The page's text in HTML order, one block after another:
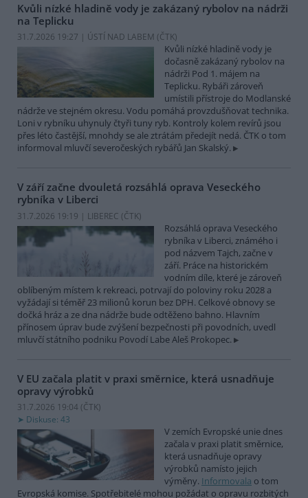
Kvůli nízké hladině vody je zakázaný rybolov na nádrži
na Teplicku
31.7.2026 19:27 | ÚSTÍ NAD LABEM (ČTK)
Kvůli nízké hladině vody je
dočasně zakázaný rybolov na
nádrži Pod 1. májem na
Teplicku. Rybáři zároveň
umístili přístroje do Modlanské
nádrže ve stejném okresu. Vodu pomáhá provzdušňovat technika.
Loni v rybníku uhynuly čtyři tuny ryb. Kontroly kolem revírů jsou
přes léto častější, mnohdy se ale ztrátám předejít nedá. ČTK o tom
informoval mluvčí severočeských rybářů Jan Skalský.
V září začne dvouletá rozsáhlá oprava Veseckého
rybníka v Liberci
31.7.2026 19:19 | LIBEREC (ČTK)
Rozsáhlá oprava Veseckého
rybníka v Liberci, známého i
pod názvem Tajch, začne v
září. Práce na historickém
vodním díle, které je zároveň
oblíbeným místem k rekreaci, potrvají do poloviny roku 2028 a
vyžádají si téměř 23 milionů korun bez DPH. Celkové obnovy se
dočká hráz a ze dna nádrže bude odtěženo bahno. Hlavním
přínosem úprav bude zvýšení bezpečnosti při povodních, uvedl
mluvčí státního podniku Povodí Labe Aleš Prokopec.
V EU začala platit v praxi směrnice, která usnadňuje
opravy výrobků
31.7.2026 19:04 (ČTK)
Diskuse: 43
V zemích Evropské unie dnes
začala v praxi platit směrnice,
která usnadňuje opravy
výrobků namísto jejich
výměny. Informovala o tom
Evropská komise. Spotřebitelé mohou požádat o opravu rozbitých